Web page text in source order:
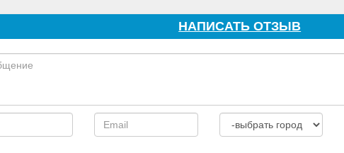
НАПИСАТЬ ОТЗЫВ